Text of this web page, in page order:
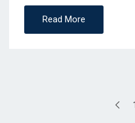
Read More
Paginação